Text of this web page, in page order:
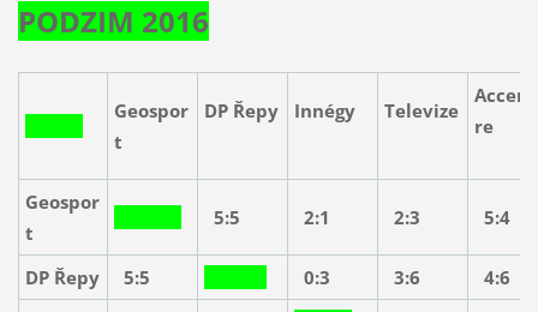
PODZIM 2016
Geospor
t
DP Řepy Innégy Televize
Geospor
t
5:5 2:1 2:3 5:4
DP Řepy 5:5 0:3 3:6
4:6